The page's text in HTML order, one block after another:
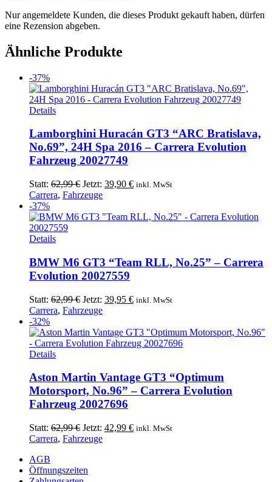
Nur angemeldete Kunden, die dieses Produkt gekauft haben, dürfen
eine Rezension abgeben.
Ähnliche Produkte
-37%
Details
Lamborghini Huracán GT3 “ARC Bratislava,
No.69”, 24H Spa 2016 – Carrera Evolution
Fahrzeug 20027749
Statt: 62,99€ Ursprünglicher
Preis
62,99 €
Jetzt: 39,90 €Aktueller
39,90 €.
inkl. MwSt
Carrera, Fahrzeuge
-37%
Details
BMW M6 GT3 “Team RLL, No.25” – Carrera
Evolution 20027559
Statt: 62,99€ Ursprünglicher
Preis
62,99 €
Jetzt: 39,95 €Aktueller
39,95 €.
inkl. MwSt
Carrera, Fahrzeuge
-32%
Details
Aston Martin Vantage GT3 “Optimum
Motorsport, No.96” – Carrera Evolution
Fahrzeug 20027696
Statt: 62,99€ Ursprünglicher
Preis
Jetzt: 42,99 €Aktueller
inkl. MwSt
Carrera, Fahrzeuge
AGB
Öffnungszeiten